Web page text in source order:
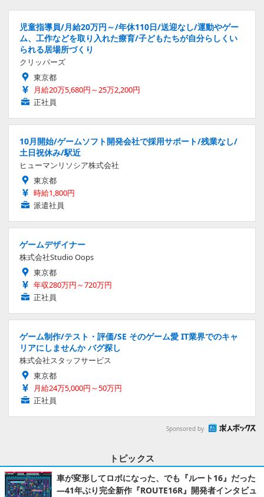
児童指導員/月給20万円～/年休110日/送迎なし/運動やゲー
ム、工作などを取り入れた療育/子どもたちが自分らしくい
られる居場所づくり
クリッパーズ
東京都
月給20万5,680円～25万2,200円
正社員
10月開始/ゲームソフト開発会社で採用サポート/残業なし/
土日祝休み/駅近
ヒューマンリソシア株式会社
東京都
時給1,800円
派遣社員
ゲームデザイナー
株式会社Studio Oops
東京都
年収280万円～720万円
正社員
ゲーム制作/テスト・評価/SE そのゲーム愛 IT業界でのキャ
リアにしませんか バグ探し
株式会社スタッフサービス
東京都
月給24万5,000円～50万円
正社員
Sponsored by
トピックス
車が変形してロボになった、でも『ルート16』だった
―41年ぶり完全新作『ROUTE16R』開発者インタビュ